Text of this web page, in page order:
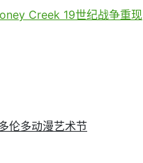
Creek 19世纪战争重现
伦多动漫艺术节